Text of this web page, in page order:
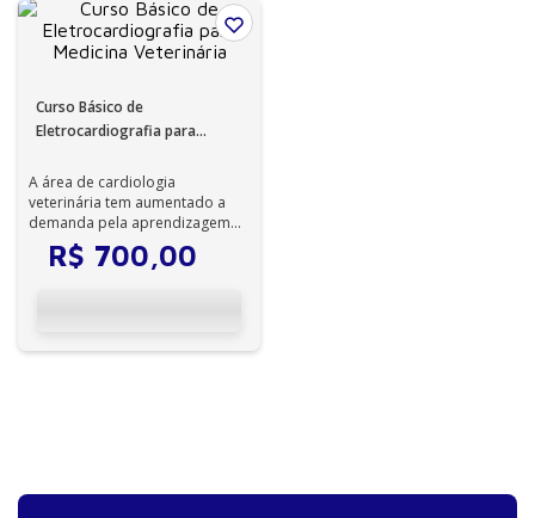
Curso Básico de
Eletrocardiografia para
A área de cardiologia
veterinária tem aumentado a
demanda pela aprendizagem
de métodos diagnósticos
relacionados com ess...
R$ 700,00